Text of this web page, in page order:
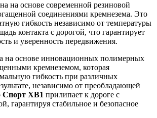
на основе современной резиновой
соединениями кремнезема. Это
гибкость независимо от температуры
контакта с дорогой, что гарантирует
и уверенность передвижения.
на основе инновационных полимерных
кремнеземом, которая
гибкость при различных
независимо от преобладающей
ХВ1 прилипает к дороге с
гарантируя стабильное и безопасное